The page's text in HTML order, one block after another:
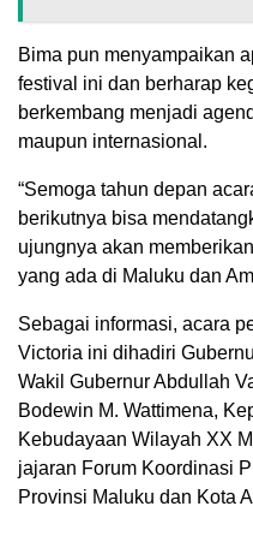
Bima pun menyampaikan
festival ini dan berharap
berkembang menjadi
maupun internasional.
“Semoga tahun depan
berikutnya bisa
ujungnya akan
yang ada di Maluku dan
Sebagai informasi, acara
Victoria ini dihadiri
Wakil Gubernur Abdullah
Bodewin M. Wattimena,
Kebudayaan Wilayah XX
jajaran Forum Koordinasi
Provinsi Maluku dan Kota